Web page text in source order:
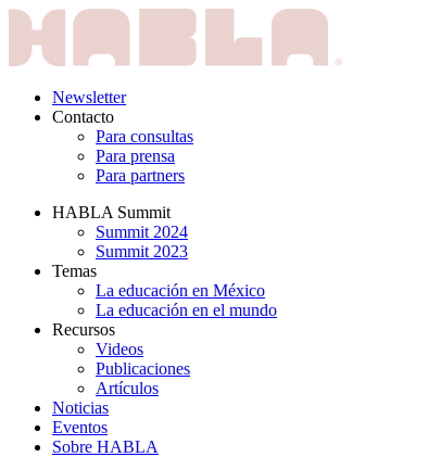
Newsletter
Contacto
Para consultas
Para prensa
Para partners
HABLA Summit
Summit 2024
Summit 2023
Temas
La educación en México
La educación en el mundo
Recursos
Videos
Publicaciones
Artículos
Noticias
Eventos
Sobre HABLA